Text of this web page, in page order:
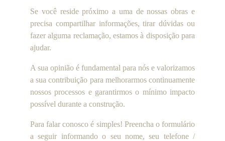
Se você reside próximo a uma de nossas obras e
precisa compartilhar informações, tirar dúvidas ou
fazer alguma reclamação, estamos à disposição para
ajudar.
A sua opinião é fundamental para nós e valorizamos
a sua contribuição para melhorarmos continuamente
nossos processos e garantirmos o mínimo impacto
possível durante a construção.
Para falar conosco é simples! Preencha o formulário
a seguir informando o seu nome, seu telefone /